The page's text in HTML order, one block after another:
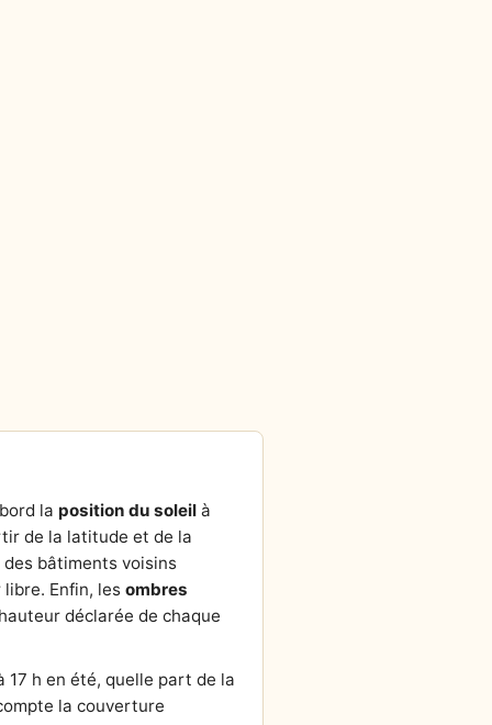
la position du soleil à
de la latitude et de la
bâtiments voisins
Enfin, les ombres
déclarée de chaque
17 h en été, quelle part de la
la couverture